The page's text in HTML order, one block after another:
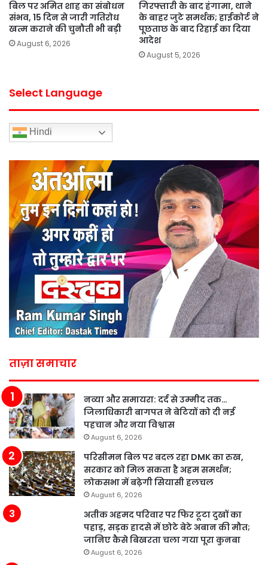
बिल पर अमित शाह का संबोधन
संभव, 15 दिन से जारी गतिरोध
खत्म कराने की चुनौती भी बड़ी
August 6, 2026
गिरफ्तारी के बाद हंगामा, थाने
के बाहर जुटे समर्थक; हाईकोर्ट ने
पूछताछ के बाद रिहाई का दिया
आदेश
August 5, 2026
Select Language
Hindi
ताज़ा समाचार
नव्या और समायरा: दर्द से उम्मीद तक…
जिलाधिकारी बागपत ने बेटियों को दी नई
पहचान और नया विश्वास
August 6, 2026
परिसीमन बिल पर बदल रहा DMK का रुख,
सरकार को मिल सकता है अहम समर्थन;
लोकसभा में बढ़ेगी सियासी हलचल
August 6, 2026
अतीक अहमद परिवार पर फिर टूटा दुखों का
पहाड़, सड़क हादसे में छोटे बेटे अबान की मौत;
जानिए कैसे बिखरता चला गया पूरा कुनबा
August 6, 2026